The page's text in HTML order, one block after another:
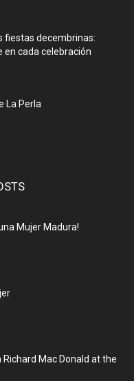
fiestas decembrinas:
en cada celebración
La Perla
Mujer Madura!
Mac Donald at the